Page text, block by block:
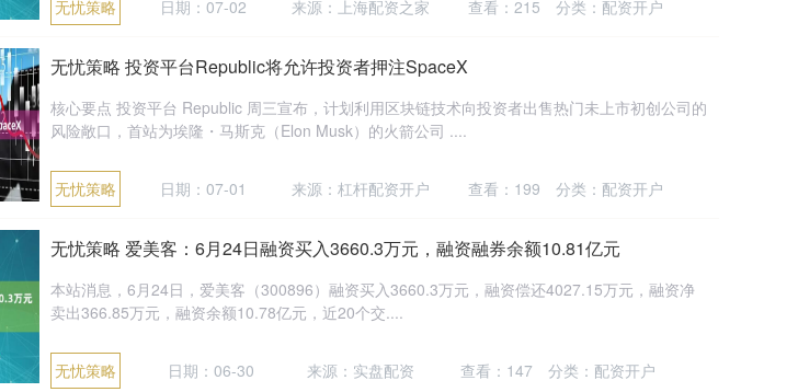
无忧策略 日期：07-02 来源：上海配资之家 查看：215 分类： 配资开户
无忧策略 投资平台Republic将允许投资者押注SpaceX
核心要点 投资平台 Republic 周三宣布，计划利用区块链技术向投资者出售热门未上市初创公司的
风险敞口，首站为埃隆・马斯克（Elon Musk）的火箭公司 ....
无忧策略 日期：07-01 来源：杠杆配资开户 查看： 199 分类： 配资开户
无忧策略 爱美客：6月24日融资买入3660.3万元，融资融券余额10.81亿元
本站消息，6月24日，爱美客（300896）融资买入3660.3万元，融资偿还4027.15万元，融资净
卖出366.85万元，融资余额10.78亿元，近20个交....
无忧策略 日期：06-30 来源：实盘配资 查看： 147 分类： 配资开户